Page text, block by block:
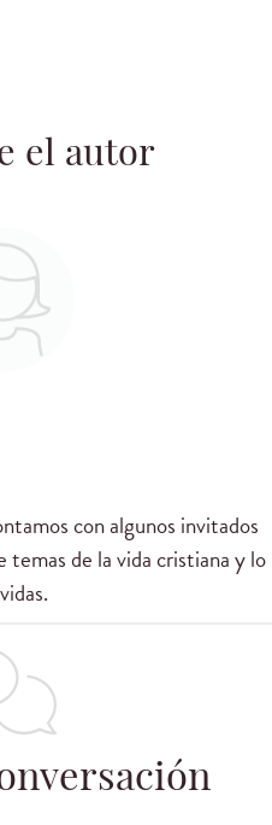
el autor
con algunos invitados
temas de la vida cristiana y lo